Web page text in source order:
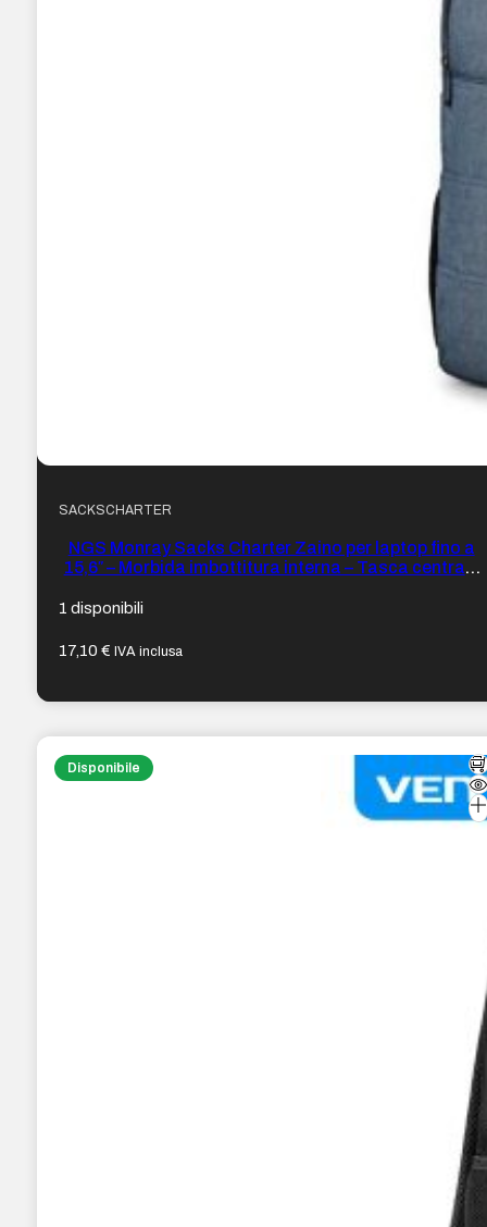
SACKSCHARTER
NGS Monray Sacks Charter Zaino per laptop fino a
15,6″ – Morbida imbottitura interna – Tasca centrale
1 disponibili
17,10€ IVA inclusa
Disponibile